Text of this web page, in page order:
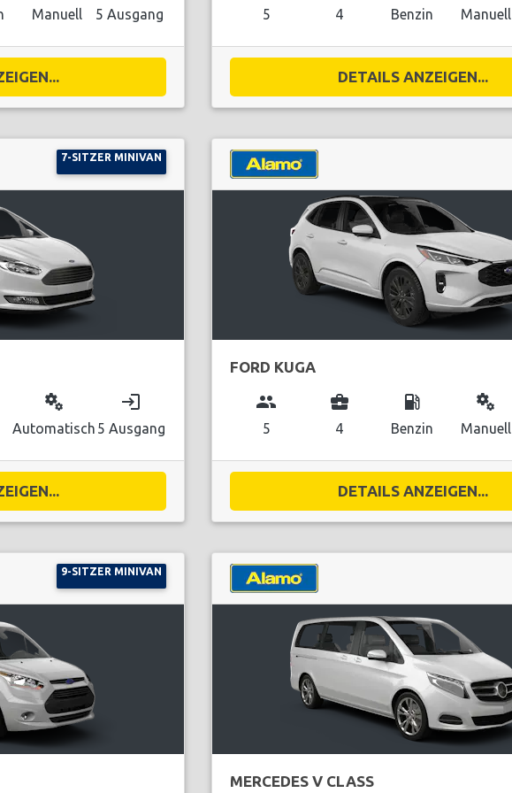
Manuell 5 Ausgang 5 4 Benzin Manuell
DETAILS ANZEIGEN...
7-SITZER MINIVAN
miscellaneous_services
Automatisch
login
5 Ausgang
FORD KUGA
group
5
business_center
4
local_gas_station
Benzin
miscellaneous_services
Manuell
DETAILS ANZEIGEN...
9-SITZER MINIVAN
MERCEDES V CLASS